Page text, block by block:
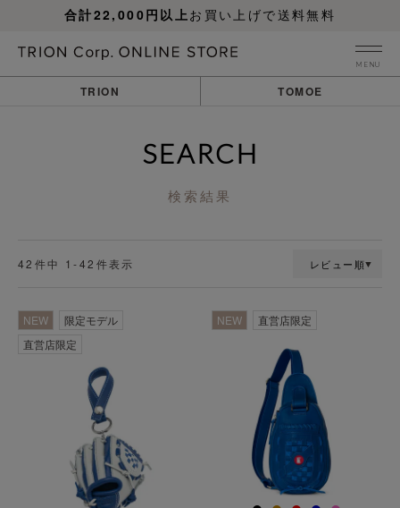
合計22,000円以上お買い上げで送料無料
MENU
TRION TOMOE
SEARCH
検索結果
レビュー順
42 件中 1-42 件表示
NEW
限定モデル
直営店限定
NEW 直営店限定